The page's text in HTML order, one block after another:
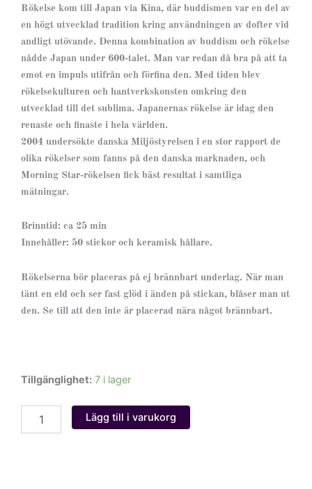
Rökelse kom till Japan via Kina, där buddismen var en del av
en högt utvecklad tradition kring användningen av dofter vid
andligt utövande. Denna kombination av buddism och rökelse
nådde Japan under 600-talet. Man var redan då bra på att ta
emot en impuls utifrån och förfina den. Med tiden blev
rökelsekulturen och hantverkskonsten omkring den
utvecklad till det sublima. Japanernas rökelse är idag den
renaste och finaste i hela världen.
2004 undersökte danska Miljöstyrelsen i en stor rapport de
olika rökelser som fanns på den danska marknaden, och
Morning Star-rökelsen fick bäst resultat i samtliga
mätningar.
Brinntid: ca 25 min
Innehåller: 50 stickor och keramisk hållare.
Rökelserna bör placeras på ej brännbart underlag. När man
tänt en eld och ser fast glöd i änden på stickan, blåser man ut
den. Se till att den inte är placerad nära något brännbart.
Tillgänglighet: 7 i lager
Morning
Salvia
mängd
Lägg till i varukorg